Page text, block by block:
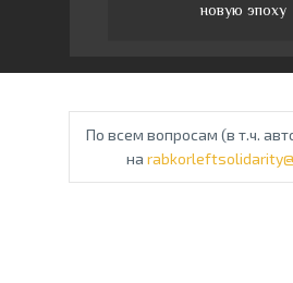
новую эпоху
По всем вопросам (в т.ч.
на